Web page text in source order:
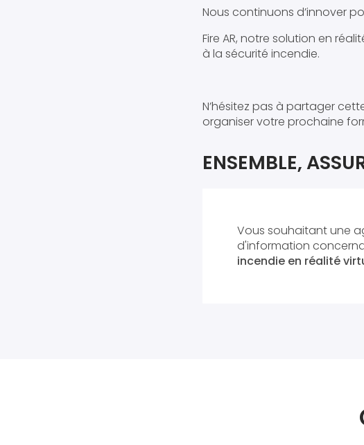
Nous continuons d’innover
Fire AR, notre solution en
à la sécurité incendie.
N’hésitez pas à partager
organiser votre prochaine
ENSEMBLE,
Vous souhaitant une
d'information
incendie en réalité